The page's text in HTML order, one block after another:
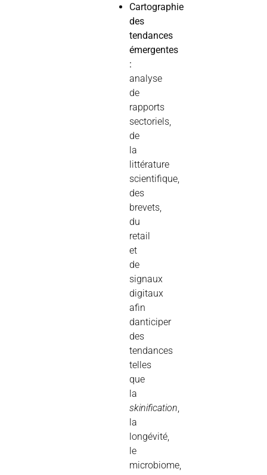
Cartographie
des
tendances
émergentes
:
analyse
de
rapports
sectoriels,
de
la
littérature
scientifique,
des
brevets,
du
retail
et
de
signaux
digitaux
afin
danticiper
des
tendances
telles
que
la
skinification
la
longévité,
le
microbiome,